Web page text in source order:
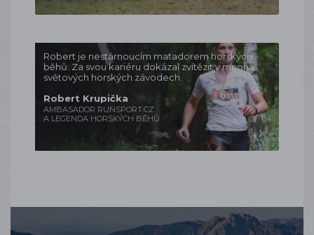
Robert je nestárnoucím matadorem horských
běhů. Za svou kariéru dokázal zvítězit v mnoha
světových horských závodech.
Robert Krupička
AMBASADOR RUNSPORT.CZ
A LEGENDA HORSKÝCH BĚHŮ